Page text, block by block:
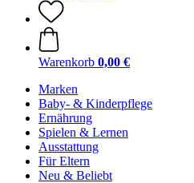
Warenkorb 0,00 €
Marken
Baby- & Kinderpflege
Ernährung
Spielen & Lernen
Ausstattung
Für Eltern
Neu & Beliebt